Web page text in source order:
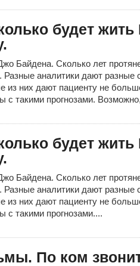
будет жить
Байдена. Сколько лет
Разные аналитики дают разные
из них дают пациенту не
с такими прогнозами.
будет жить
Байдена. Сколько лет
Разные аналитики дают разные
из них дают пациенту не
с такими прогнозами....
По ком